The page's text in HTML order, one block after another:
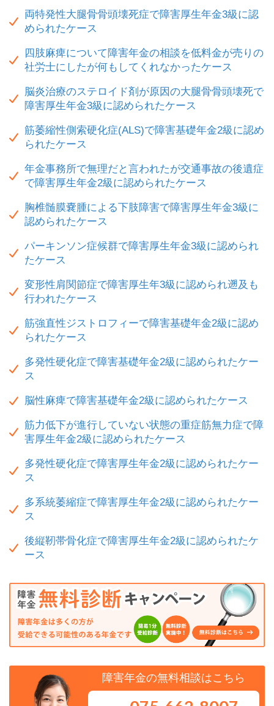
両特発性大腿骨骨頭壊死症で障害厚生年金3級に認
められたケース
四肢麻痺について障害年金の相談を低料金が売りの
社労士にしたが何もしてくれなかったケース
脳炎治療のステロイド剤が原因の大腿骨骨頭壊死で
障害厚生年金3級に認められたケース
筋萎縮性側索硬化症(ALS)で障害基礎年金2級に認め
られたケース
年金事務所で無理だと言われたが交通事故の後遺症
で障害厚生年金2級に認められたケース
胸椎髄膜嚢腫による下肢障害で障害厚生年金3級に
認められたケース
パーキンソン症候群で障害厚生年金3級に認められ
たケース
変形性肩関節症で障害厚生年3級に認められ遡及も
行われたケース
筋強直性ジストロフィーで障害基礎年金2級に認め
られたケース
多発性硬化症で障害基礎年金2級に認められたケー
ス
脳性麻痺で障害基礎年金2級に認められたケース
筋力低下が進行していない状態の重症筋無力症で障
害厚生年金2級に認められたケース
多発性硬化症で障害厚生年金2級に認められたケー
ス
多系統萎縮症で障害厚生年金2級に認められたケー
ス
後縦靭帯骨化症で障害厚生年金2級に認められたケ
ース
障害年金の無料相談はこちら